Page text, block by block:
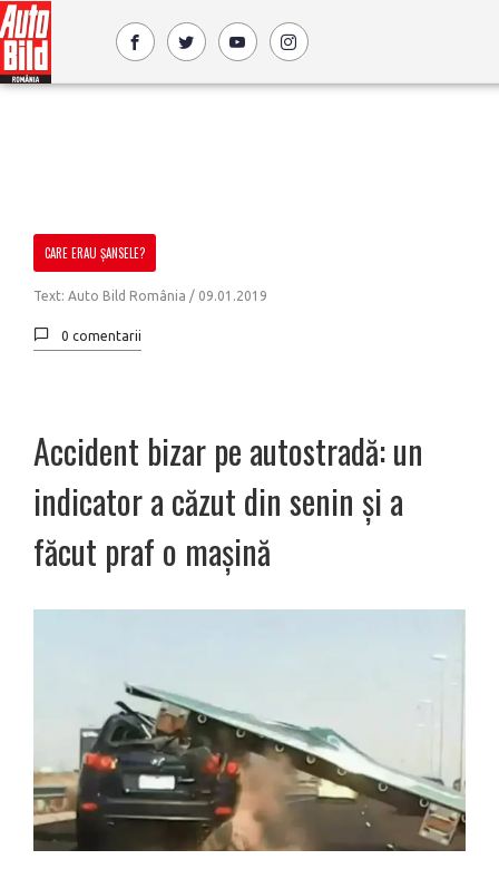
CARE ERAU ȘANSELE?
Text: Auto Bild România / 09.01.2019
0 comentarii
Accident bizar pe autostradă: un
indicator a căzut din senin și a
făcut praf o mașină